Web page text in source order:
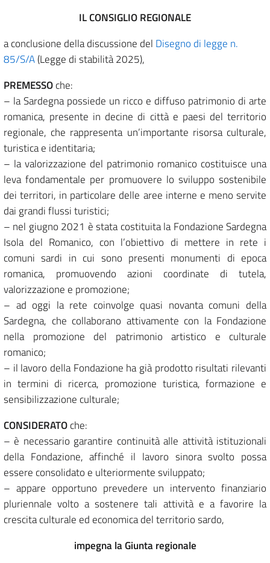
IL CONSIGLIO REGIONALE
a conclusione della discussione del Disegno di legge n.
85/S/A(Legge di stabilità 2025),
PREMESSOche:
– la Sardegna possiede un ricco e diffuso patrimonio di arte
romanica, presente in decine di città e paesi del territorio
regionale, che rappresenta un’importante risorsa culturale,
turistica e identitaria;
– la valorizzazione del patrimonio romanico costituisce una
leva fondamentale per promuovere lo sviluppo sostenibile
dei territori, in particolare delle aree interne e meno servite
dai grandi flussi turistici;
– nel giugno 2021 è stata costituita la Fondazione Sardegna
Isola del Romanico, con l’obiettivo di mettere in rete i
comuni sardi in cui sono presenti monumenti di epoca
romanica, promuovendo azioni coordinate di tutela,
valorizzazione e promozione;
– ad oggi la rete coinvolge quasi novanta comuni della
Sardegna, che collaborano attivamente con la Fondazione
nella promozione del patrimonio artistico e culturale
romanico;
– il lavoro della Fondazione ha già prodotto risultati rilevanti
in termini di ricerca, promozione turistica, formazione e
sensibilizzazione culturale;
CONSIDERATOche:
– è necessario garantire continuità alle attività istituzionali
della Fondazione, affinché il lavoro sinora svolto possa
essere consolidato e ulteriormente sviluppato;
– appare opportuno prevedere un intervento finanziario
pluriennale volto a sostenere tali attività e a favorire la
crescita culturale ed economica del territorio sardo,
impegna la Giunta regionale